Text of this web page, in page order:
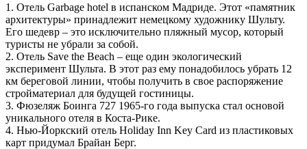
1. Отель Garbage hotel в испанском Мадриде. Этот «памятник
архитектуры» принадлежит немецкому художнику Шульту.
Его шедевр – это исключительно пляжный мусор, который
туристы не убрали за собой.
2. Отель Save the Beach – еще один экологический
эксперимент Шульта. В этот раз ему понадобилось убрать 12
км береговой линии, чтобы получить в свое распоряжение
стройматериал для будущей гостиницы.
3. Фюзеляж Боинга 727 1965-го года выпуска стал основой
уникального отеля в Коста-Рике.
4. Нью-Йоркский отель Holiday Inn Key Card из пластиковых
карт придумал Брайан Берг.